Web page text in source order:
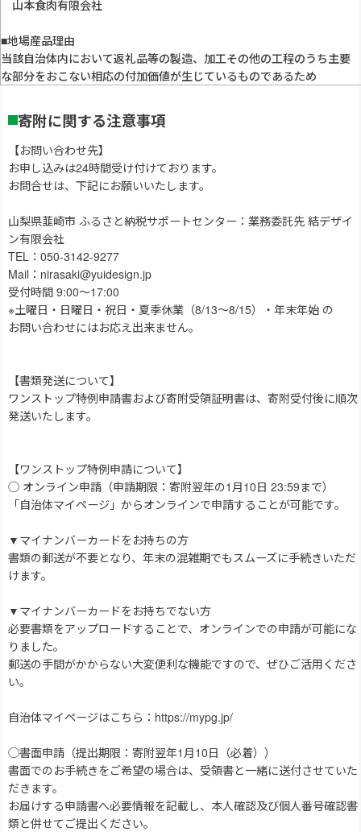
山本食肉有限会社
■地場産品理由
当該自治体内において返礼品等の製造、加工その他の工程のうち主要
な部分をおこない相応の付加価値が生じているものであるため
寄附に関する注意事項
【お問い合わせ先】
お申し込みは24時間受け付けております。
お問合せは、下記にお願いいたします。
山梨県韮崎市 ふるさと納税サポートセンター：業務委託先 結デザイ
ン有限会社
TEL：050-3142-9277
Mail：nirasaki@yuidesign.jp
受付時間 9:00～17:00
※土曜日・日曜日・祝日・夏季休業（8/13～8/15）・年末年始 の
お問い合わせにはお応え出来ません。
【書類発送について】
ワンストップ特例申請書および寄附受領証明書は、寄附受付後に順次
発送いたします。
【ワンストップ特例申請について】
◯ オンライン申請（申請期限：寄附翌年の1月10日 23:59まで）
「自治体マイページ」からオンラインで申請することが可能です。
▼マイナンバーカードをお持ちの方
書類の郵送が不要となり、年末の混雑期でもスムーズに手続きいただ
けます。
▼マイナンバーカードをお持ちでない方
必要書類をアップロードすることで、オンラインでの申請が可能にな
りました。
郵送の手間がかからない大変便利な機能ですので、ぜひご活用くださ
い。
自治体マイページはこちら：https://mypg.jp/
◯書面申請（提出期限：寄附翌年1月10日（必着））
書面でのお手続きをご希望の場合は、受領書と一緒に送付させていた
だきます。
お届けする申請書へ必要情報を記載し、本人確認及び個人番号確認書
類と併せてご提出ください。